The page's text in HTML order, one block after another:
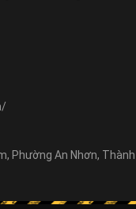
Phường An Nhơn,